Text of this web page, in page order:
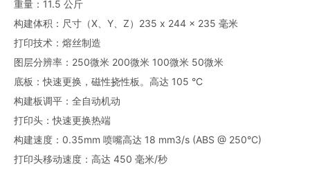
重量：11.5 公斤
构建体积：尺寸（X、Y、Z）235 x 244 x 235 毫米
打印技术：熔丝制造
图层分辨率：250微米 200微米 100微米 50微米
底板：快速更换，磁性挠性板。高达 105 °C
构建板调平：全自动机动
打印头：快速更换热端
构建速度：0.35mm 喷嘴高达 18 mm3/s (ABS @ 250°C)
打印头移动速度：高达 450 毫米/秒